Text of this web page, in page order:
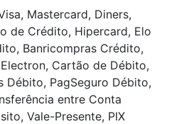
Mastercard, Diners,
de Crédito, Hipercard, Elo
Banricompras Crédito,
Cartão de Débito,
Débito, PagSeguro Débito,
entre Conta
Vale-Presente, PIX